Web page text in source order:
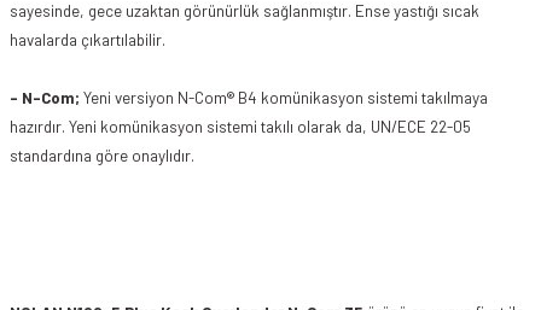
sayesinde, gece uzaktan görünürlük sağlanmıştır. Ense yastığı sıcak
havalarda çıkartılabilir.
- N-Com; Yeni versiyon N-Com® B4 komünikasyon sistemi takılmaya
hazırdır. Yeni komünikasyon sistemi takılı olarak da, UN/ECE 22-05
standardına göre onaylıdır.